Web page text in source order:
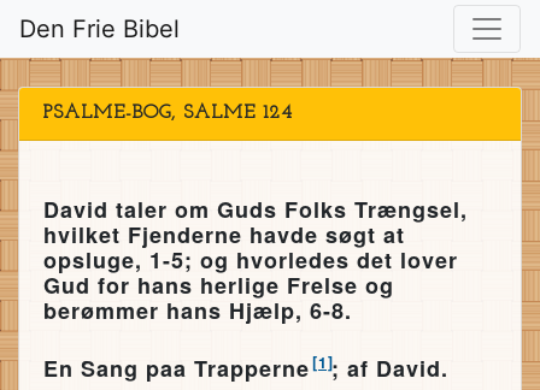
Den Frie Bibel
PSALME-BOG, SALME 124
David taler om Guds Folks Trængsel,
hvilket Fjenderne havde søgt at
opsluge, 1-5; og hvorledes det lover
Gud for hans herlige Frelse og
berømmer hans Hjælp, 6-8.
En Sang paa Trapperne[1]; af David.